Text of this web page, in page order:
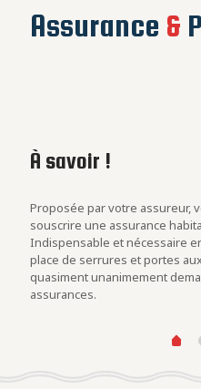
Assurance &
À savoir !
Proposée par votre assureur,
souscrire une assurance
Indispensable et nécessaire
place de serrures et portes
quasiment unanimement
assurances.